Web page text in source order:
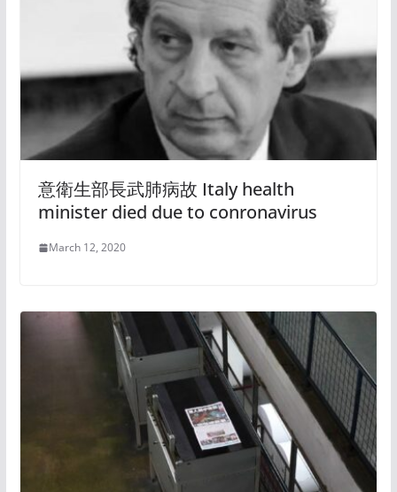
意衛生部長武肺病故 Italy health
minister died due to conronavirus
March 12, 2020